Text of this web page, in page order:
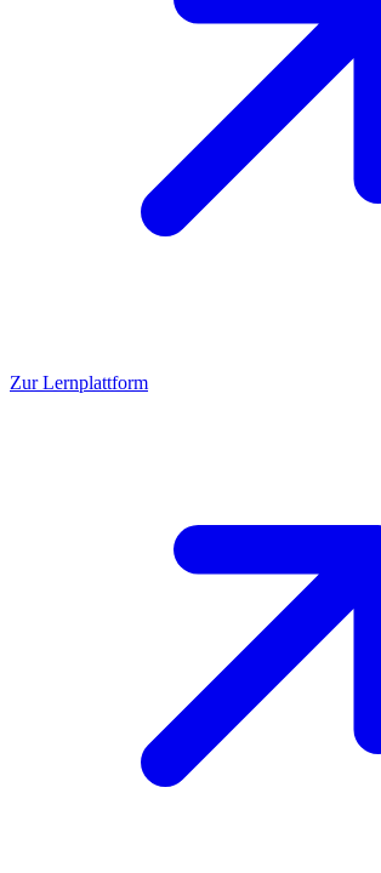
Zur Lernplattform